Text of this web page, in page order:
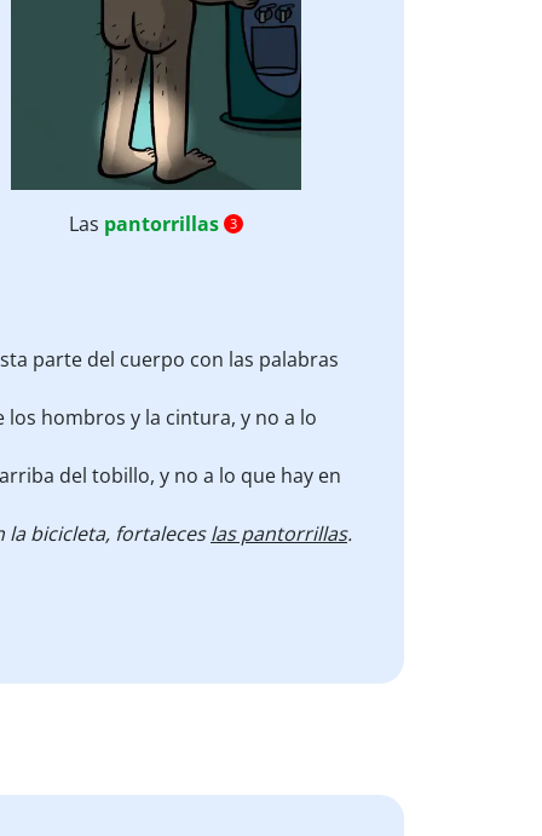
Las pantorrillas 3
parte del cuerpo con las palabras
hombros y la cintura, y no a lo
del tobillo, y no a lo que hay en
la bicicleta, fortaleceslas pantorrillas.